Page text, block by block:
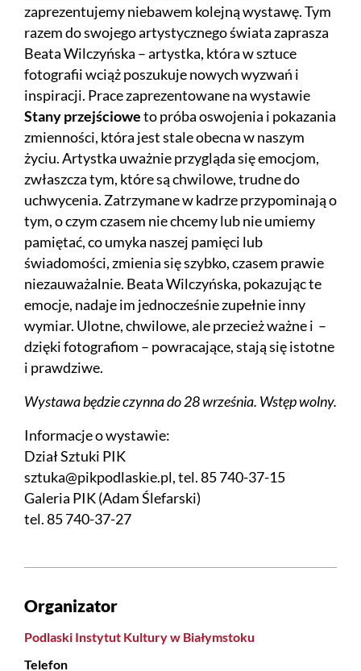
zaprezentujemy niebawem kolejną wystawę. Tym
razem do swojego artystycznego świata zaprasza
Beata Wilczyńska – artystka, która w sztuce
fotografii wciąż poszukuje nowych wyzwań i
inspiracji. Prace zaprezentowane na wystawie
Stany przejścioweto próba oswojenia i pokazania
zmienności, która jest stale obecna w naszym
życiu. Artystka uważnie przygląda się emocjom,
zwłaszcza tym, które są chwilowe, trudne do
uchwycenia. Zatrzymane w kadrze przypominają o
tym, o czym czasem nie chcemy lub nie umiemy
pamiętać, co umyka naszej pamięci lub
świadomości, zmienia się szybko, czasem prawie
niezauważalnie. Beata Wilczyńska, pokazując te
emocje, nadaje im jednocześnie zupełnie inny
wymiar. Ulotne, chwilowe, ale przecież ważne i –
dzięki fotografiom – powracające, stają się istotne
i prawdziwe.
Wystawa będzie czynna do 28 września. Wstęp wolny.
Informacje o wystawie:
Dział Sztuki PIK
sztuka@pikpodlaskie.pl, tel. 85 740-37-15
Galeria PIK (Adam Ślefarski)
tel. 85 740-37-27
Organizator
Podlaski Instytut Kultury w Białymstoku
Telefon